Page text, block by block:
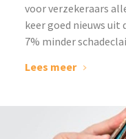
voor verzekeraars
keer goed nieuws uit
7% minder
Lees meer